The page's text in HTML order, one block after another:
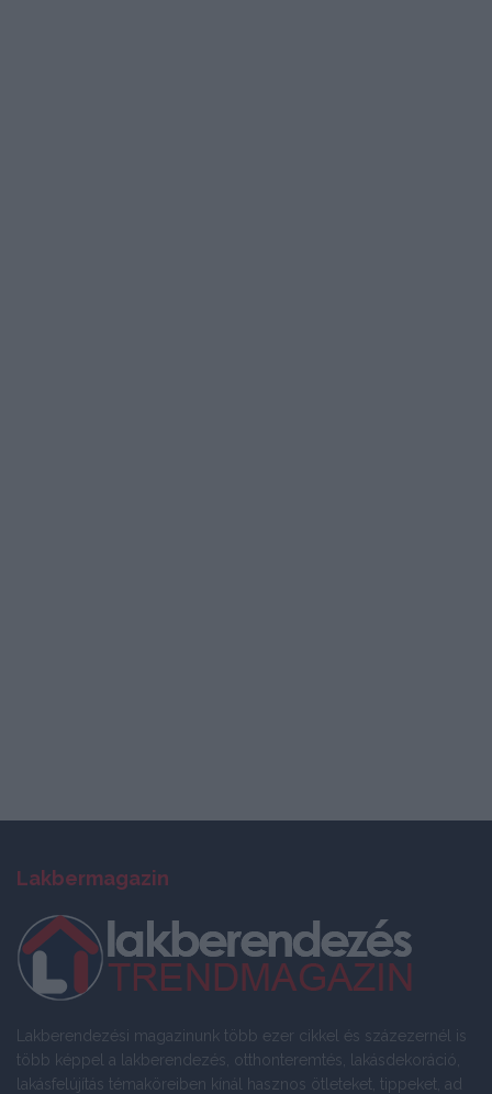
Lakbermagazin
Lakberendezési magazinunk több ezer cikkel és százezernél is
több képpel a lakberendezés, otthonteremtés, lakásdekoráció,
lakásfelújítás témaköreiben kínál hasznos ötleteket, tippeket, ad